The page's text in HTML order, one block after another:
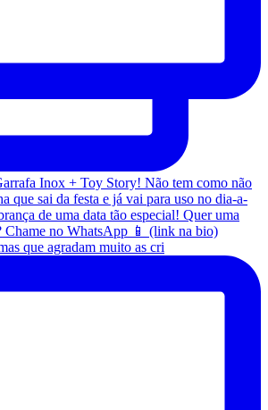
que agradam muito as cri